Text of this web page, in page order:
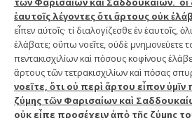
ἑαυτοῖς λέγοντες ὅτι ἄρτους οὐκ
εἶπεν αὐτοῖς· τί διαλογίζεσθε ἐν ἑαυτοῖς,
ἐλάβατε; οὔπω νοεῖτε, οὐδὲ μνημονεύετε
πεντακισχιλίων καὶ πόσους κοφίνους
ἄρτους τῶν τετρακισχιλίων καὶ πόσας
νοεῖτε, ὅτι οὐ περὶ ἄρτου εἶπον
ζύμης τῶν Φαρισαίων καὶ
οὐκ εἶπε προσέχειν ἀπὸ τῆς ζύμης